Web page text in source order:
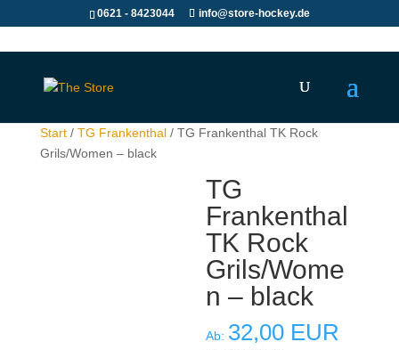
0621 - 8423044 info@store-hockey.de
Start/ TG Frankenthal/ TG Frankenthal TK Rock
Grils/Women – black
TG
Frankenthal
TK Rock
Grils/Wome
n – black
Ab: 32,00 EUR